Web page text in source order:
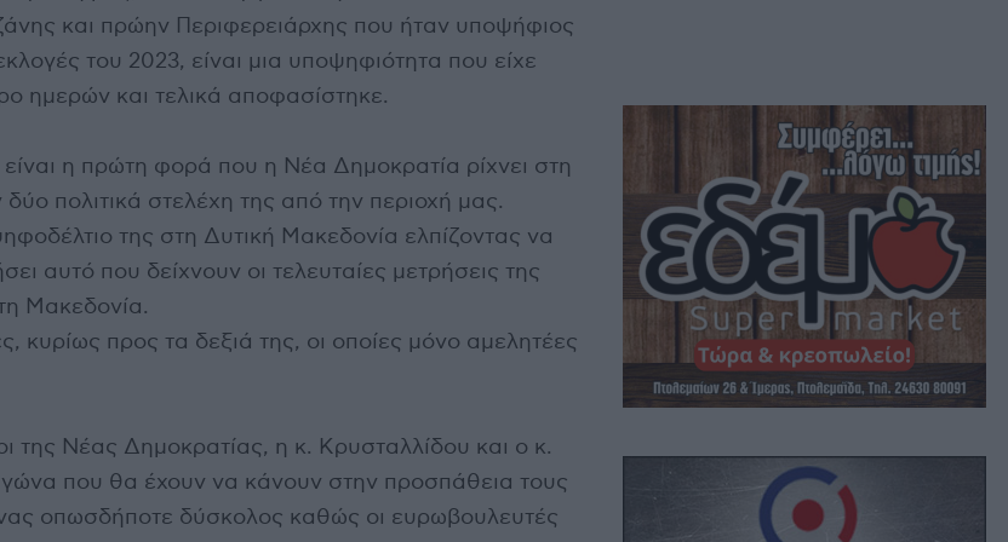
και πρώην Περιφερειάρχης που ήταν υποψήφιος
του 2023, είναι μια υποψηφιότητα που είχε
ημερών και τελικά αποφασίστηκε.
η πρώτη φορά που η Νέα Δημοκρατία ρίχνει στη
πολιτικά στελέχη της από την περιοχή μας.
της στη Δυτική Μακεδονία ελπίζοντας να
αυτό που δείχνουν οι τελευταίες μετρήσεις της
Μακεδονία.
κυρίως προς τα δεξιά της, οι οποίες μόνο αμελητέες
της Νέας Δημοκρατίας, η κ. Κρυσταλλίδου και ο κ.
που θα έχουν να κάνουν στην προσπάθεια τους
οπωσδήποτε δύσκολος καθώς οι ευρωβουλευτές